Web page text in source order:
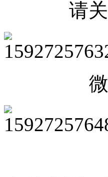
请关注
微信